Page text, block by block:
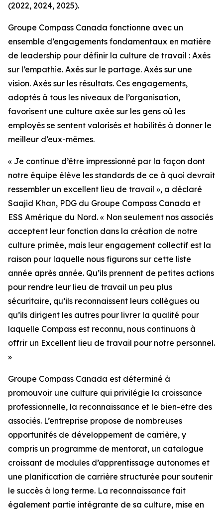
(2022, 2024, 2025).
Groupe Compass Canada fonctionne avec un
ensemble d’engagements fondamentaux en matière
de leadership pour définir la culture de travail : Axés
sur l’empathie. Axés sur le partage. Axés sur une
vision. Axés sur les résultats. Ces engagements,
adoptés à tous les niveaux de l’organisation,
favorisent une culture axée sur les gens où les
employés se sentent valorisés et habilités à donner le
meilleur d’eux-mêmes.
« Je continue d’être impressionné par la façon dont
notre équipe élève les standards de ce à quoi devrait
ressembler un excellent lieu de travail », a déclaré
Saajid Khan, PDG du Groupe Compass Canada et
ESS Amérique du Nord. « Non seulement nos associés
acceptent leur fonction dans la création de notre
culture primée, mais leur engagement collectif est la
raison pour laquelle nous figurons sur cette liste
année après année. Qu’ils prennent de petites actions
pour rendre leur lieu de travail un peu plus
sécuritaire, qu’ils reconnaissent leurs collègues ou
qu’ils dirigent les autres pour livrer la qualité pour
laquelle Compass est reconnu, nous continuons à
offrir un Excellent lieu de travail pour notre personnel.
»
Groupe Compass Canada est déterminé à
promouvoir une culture qui privilégie la croissance
professionnelle, la reconnaissance et le bien-être des
associés. L’entreprise propose de nombreuses
opportunités de développement de carrière, y
compris un programme de mentorat, un catalogue
croissant de modules d’apprentissage autonomes et
une planification de carrière structurée pour soutenir
le succès à long terme. La reconnaissance fait
également partie intégrante de sa culture, mise en